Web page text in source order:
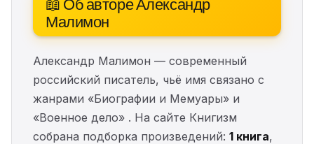
Малимон
Александр Малимон — современный
российский писатель, чьё имя связано с
жанрами «Биографии и Мемуары» и
«Военное дело» . На сайте Книгизм
собрана подборка произведений: 1 книга,